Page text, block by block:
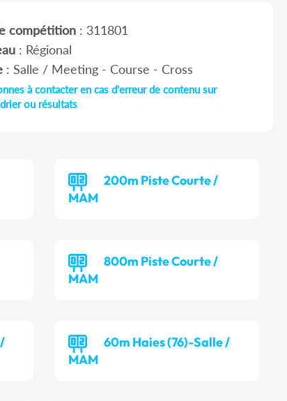
compétition: 311801
: Régional
: Salle / Meeting - Course - Cross
à contacter en cas d'erreur de contenu sur
ou résultats
200m Piste Courte /
MAM
800m Piste Courte /
MAM
60m Haies (76)-Salle /
MAM